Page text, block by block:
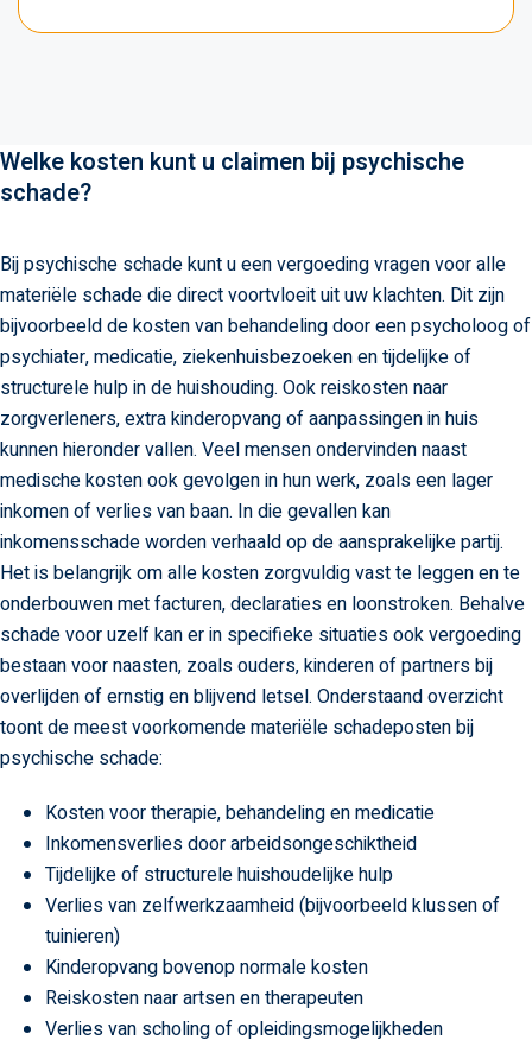
Welke kosten kunt u claimen bij psychische
schade?
Bij psychische schade kunt u een vergoeding vragen voor alle
materiële schade die direct voortvloeit uit uw klachten. Dit zijn
bijvoorbeeld de kosten van behandeling door een psycholoog of
psychiater, medicatie, ziekenhuisbezoeken en tijdelijke of
structurele hulp in de huishouding. Ook reiskosten naar
zorgverleners, extra kinderopvang of aanpassingen in huis
kunnen hieronder vallen. Veel mensen ondervinden naast
medische kosten ook gevolgen in hun werk, zoals een lager
inkomen of verlies van baan. In die gevallen kan
inkomensschade worden verhaald op de aansprakelijke partij.
Het is belangrijk om alle kosten zorgvuldig vast te leggen en te
onderbouwen met facturen, declaraties en loonstroken. Behalve
schade voor uzelf kan er in specifieke situaties ook vergoeding
bestaan voor naasten, zoals ouders, kinderen of partners bij
overlijden of ernstig en blijvend letsel. Onderstaand overzicht
toont de meest voorkomende materiële schadeposten bij
psychische schade:
Kosten voor therapie, behandeling en medicatie
Inkomensverlies door arbeidsongeschiktheid
Tijdelijke of structurele huishoudelijke hulp
Verlies van zelfwerkzaamheid (bijvoorbeeld klussen of
tuinieren)
Kinderopvang bovenop normale kosten
Reiskosten naar artsen en therapeuten
Verlies van scholing of opleidingsmogelijkheden